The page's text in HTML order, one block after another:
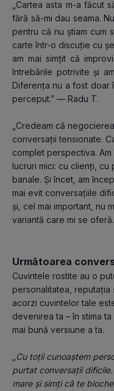
„Cartea asta m-a făcut
fără să-mi dau seama.
pentru că nu știam cum
carte într-o discuție cu
am mai simțit că
întrebările potrivite și
Diferența nu a fost doar
perceput.” — Radu T.
„Credeam că
conversații tensionate.
complet perspectiva.
lucruri mici: cu clienți, cu
banale. Și încet, am
mai evit conversațiile
și, cel mai important, nu
variantă care mi se
Următoarea
Cuvintele rostite au o
personalitatea, reputația
acorzi cuvintelor tale
devenirea ta – în stima
mai bună versiune a ta.
„Cu toții cunoaștem
purtat conversații
mare și simți că te